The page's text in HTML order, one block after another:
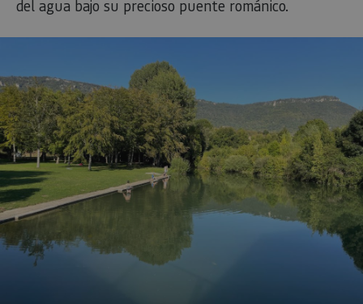
del agua bajo su precioso puente románico.